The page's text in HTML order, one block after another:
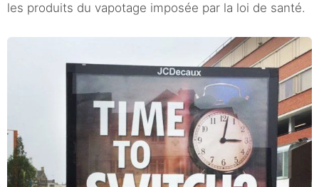
les produits du vapotage imposée par la loi de santé.